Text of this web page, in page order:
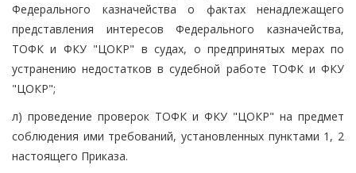
Федерального казначейства о фактах ненадлежащего
представления интересов Федерального казначейства,
ТОФК и ФКУ "ЦОКР" в судах, о предпринятых мерах по
устранению недостатков в судебной работе ТОФК и ФКУ
"ЦОКР";
л) проведение проверок ТОФК и ФКУ "ЦОКР" на предмет
соблюдения ими требований, установленных пунктами 1, 2
настоящего Приказа.